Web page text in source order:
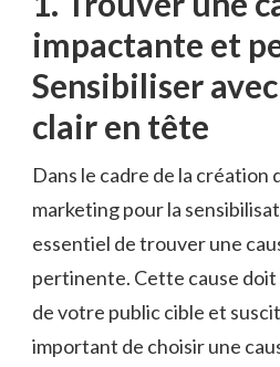
impactante et
Sensibiliser​
clair en tête
Dans le cadre de ‌la création
marketing pour la
essentiel de⁢ trouver une
pertinente. Cette cause
de​ votre public cible ⁣et
important de choisir une